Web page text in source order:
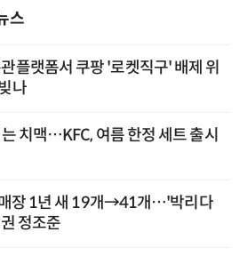
스
플랫폼서 쿠팡 '로켓직구' 배제 위
나
치맥…KFC, 여름 한정 세트 출시
매장 1년 새 19개→41개…'박리다
정조준